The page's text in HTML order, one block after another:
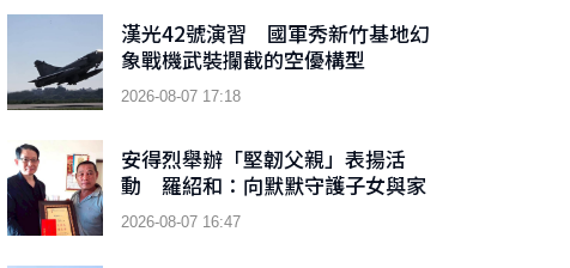
漢光42號演習 國軍秀新竹基地幻
象戰機武裝攔截的空優構型
2026-08-07 17:18
安得烈舉辦「堅韌父親」表揚活
動 羅紹和：向默默守護子女與家
庭的父親們致敬
2026-08-07 16:47